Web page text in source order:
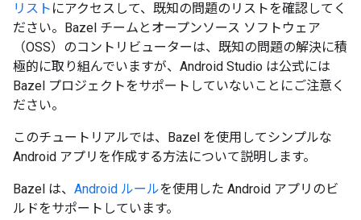
リスト にアクセスして、既知の問題のリストを確認してく
ださい。Bazel チームとオープンソース ソフトウェア
（OSS）のコントリビューターは、既知の問題の解決に積
極的に取り組んでいますが、Android Studio は公式には
Bazel プロジェクトをサポートしていないことにご注意く
ださい。
このチュートリアルでは、Bazel を使用してシンプルな
Android アプリを作成する方法について説明します。
Bazel は、 Android ルールを使用した Android アプリのビ
ルドをサポートしています。